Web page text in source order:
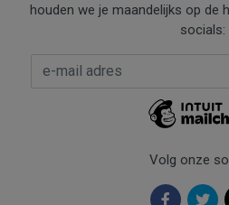
houden we je maandelijks op de
socials:
E-mail Adres
Volg onze